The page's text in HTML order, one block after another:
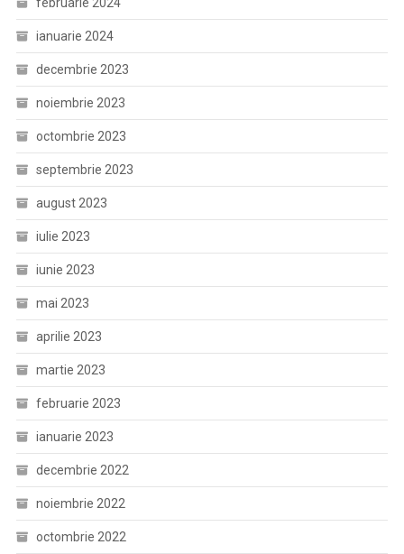
februarie 2024
ianuarie 2024
decembrie 2023
noiembrie 2023
octombrie 2023
septembrie 2023
august 2023
iulie 2023
iunie 2023
mai 2023
aprilie 2023
martie 2023
februarie 2023
ianuarie 2023
decembrie 2022
noiembrie 2022
octombrie 2022